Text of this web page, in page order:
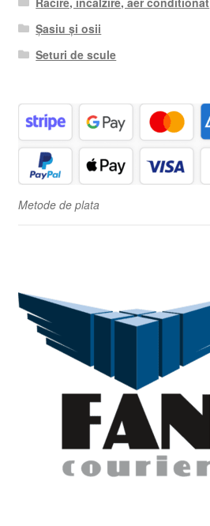
Șasiu și osii
Seturi de scule
Metode de plata